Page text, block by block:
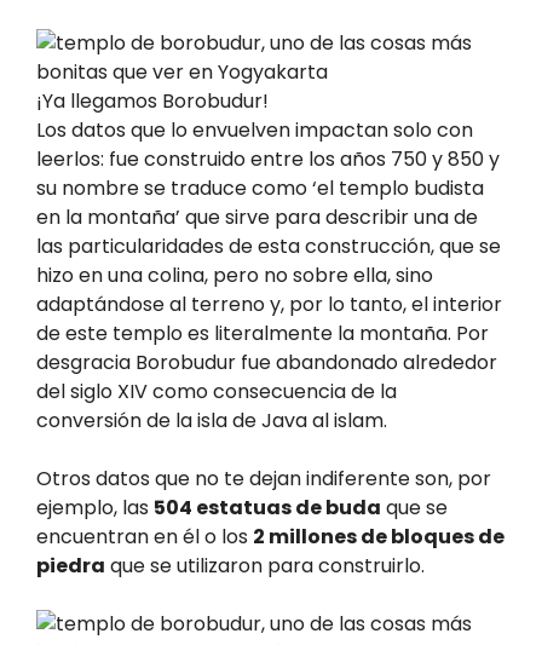
¡Ya llegamos Borobudur!
Los datos que lo envuelven impactan solo con
leerlos: fue construido entre los años 750 y 850 y
su nombre se traduce como ‘el templo budista
en la montaña’ que sirve para describir una de
las particularidades de esta construcción, que se
hizo en una colina, pero no sobre ella, sino
adaptándose al terreno y, por lo tanto, el interior
de este templo es literalmente la montaña. Por
desgracia Borobudur fue abandonado alrededor
del siglo XIV como consecuencia de la
conversión de la isla de Java al islam.
Otros datos que no te dejan indiferente son, por
ejemplo, las 504 estatuas de buda que se
encuentran en él o los 2 millones de bloques de
piedra que se utilizaron para construirlo.